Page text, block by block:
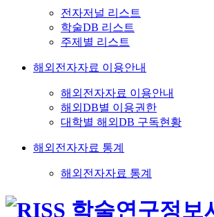
전자저널 리스트
학술DB 리스트
주제별 리스트
해외전자자료 이용안내
해외전자자료 이용안내
해외DB별 이용권한
대학별 해외DB 구독현황
해외전자자료 통계
해외전자자료 통계